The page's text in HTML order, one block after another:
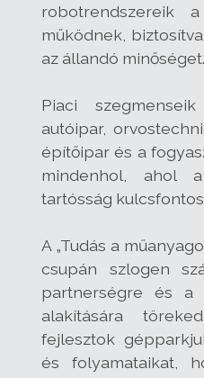
robotrendszereik
működnek,
az állandó minőséget.
Piaci
autóipar,
építőipar és a
mindenhol, ahol
tartósság
A „Tudás a
csupán szlogen
partnerségre és a
alakítására
fejlesztok
és folyamataikat,